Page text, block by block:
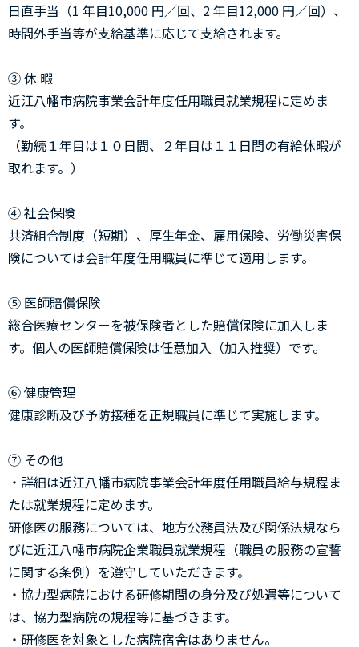
日直手当（1 年目10,000 円／回、2 年目12,000 円／回）、
時間外手当等が支給基準に応じて支給されます。
③ 休 暇
近江八幡市病院事業会計年度任用職員就業規程に定めま
す。
（勤続１年目は１０日間、２年目は１１日間の有給休暇が
取れます。）
④ 社会保険
共済組合制度（短期）、厚生年金、雇用保険、労働災害保
険については会計年度任用職員に準じて適用します。
⑤ 医師賠償保険
総合医療センターを被保険者とした賠償保険に加入しま
す。個人の医師賠償保険は任意加入（加入推奨）です。
⑥ 健康管理
健康診断及び予防接種を正規職員に準じて実施します。
⑦ その他
・詳細は近江八幡市病院事業会計年度任用職員給与規程ま
たは就業規程に定めます。
研修医の服務については、地方公務員法及び関係法規なら
びに近江八幡市病院企業職員就業規程（職員の服務の宣誓
に関する条例）を遵守していただきます。
・協力型病院における研修期間の身分及び処遇等について
は、協力型病院の規程等に基づきます。
・研修医を対象とした病院宿舎はありません。